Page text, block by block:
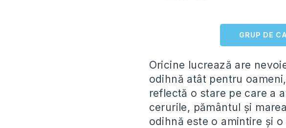
GRUP DE
Oricine lucrează are
odihnă atât pentru
reflectă o stare pe care a
cerurile, pământul şi
odihnă este o amintire şi